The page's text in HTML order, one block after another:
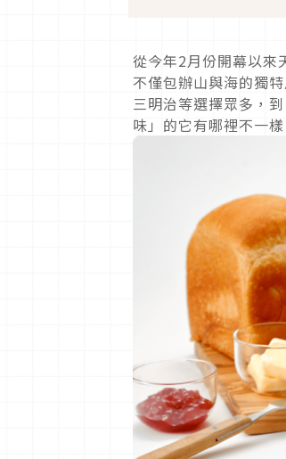
從今年2月份開幕以來
不僅包辦山與海的獨
三明治等選擇眾多，
味」的它有哪裡不一樣